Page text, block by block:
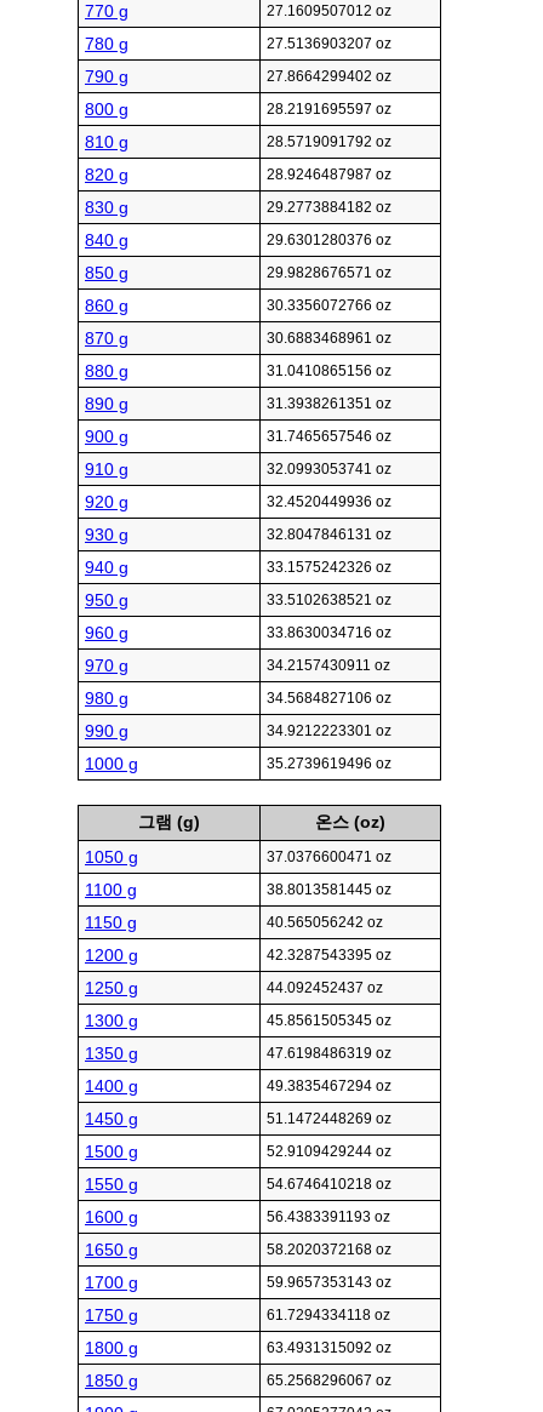
770 g 27.1609507012 oz
780 g 27.5136903207 oz
790 g 27.8664299402 oz
800 g 28.2191695597 oz
810 g 28.5719091792 oz
820 g 28.9246487987 oz
830 g 29.2773884182 oz
840 g 29.6301280376 oz
850 g 29.9828676571 oz
860 g 30.3356072766 oz
870 g 30.6883468961 oz
880 g 31.0410865156 oz
890 g 31.3938261351 oz
900 g 31.7465657546 oz
910 g 32.0993053741 oz
920 g 32.4520449936 oz
930 g 32.8047846131 oz
940 g 33.1575242326 oz
950 g 33.5102638521 oz
960 g 33.8630034716 oz
970 g 34.2157430911 oz
980 g 34.5684827106 oz
990 g 34.9212223301 oz
1000 g 35.2739619496 oz
그램 (g)
온스 (oz)
1050 g
37.0376600471 oz
1100 g 38.8013581445 oz
1150 g 40.565056242 oz
1200 g 42.3287543395 oz
1250 g 44.092452437 oz
1300 g 45.8561505345 oz
1350 g 47.6198486319 oz
1400 g 49.3835467294 oz
1450 g 51.1472448269 oz
1500 g 52.9109429244 oz
1550 g 54.6746410218 oz
1600 g 56.4383391193 oz
1650 g 58.2020372168 oz
1700 g 59.9657353143 oz
1750 g 61.7294334118 oz
1800 g 63.4931315092 oz
1850 g 65.2568296067 oz